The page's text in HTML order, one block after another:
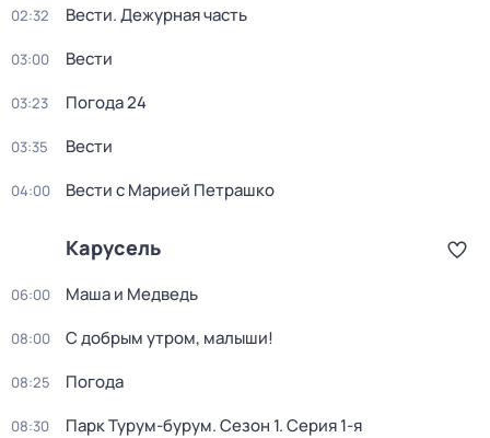
02:32 Вести. Дежурная часть
03:00 Вести
03:23 Погода 24
03:35 Вести
04:00 Вести с Марией Петрашко
Карусель
06:00 Маша и Медведь
08:00 С добрым утром, малыши!
08:25 Погода
08:30 Парк Турум-бурум. Сезон 1. Серия 1-я